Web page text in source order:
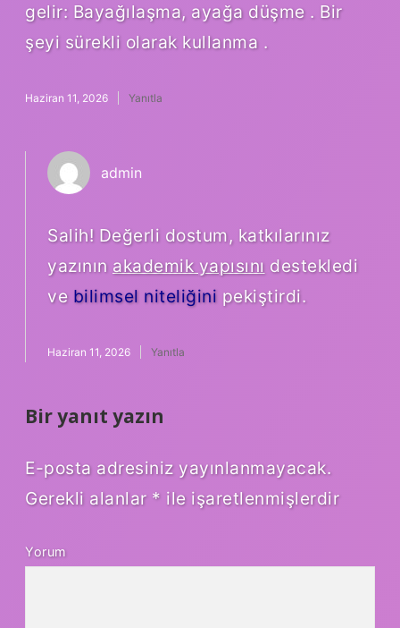
gelir: Bayağılaşma, ayağa düşme . Bir
şeyi sürekli olarak kullanma .
Haziran 11, 2026 Yanıtla
admin
Salih! Değerli dostum, katkılarınız
yazının akademik yapısını destekledi
ve bilimsel niteliğini pekiştirdi.
Haziran 11, 2026 Yanıtla
Bir yanıt yazın
E-posta adresiniz yayınlanmayacak.
Gerekli alanlar * ile işaretlenmişlerdir
Yorum